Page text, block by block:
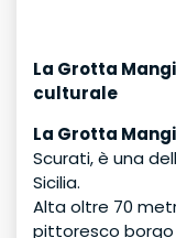
La Grotta
culturale
La Grotta
Scurati, è una
Sicilia.
Alta oltre 70
pittoresco borgo